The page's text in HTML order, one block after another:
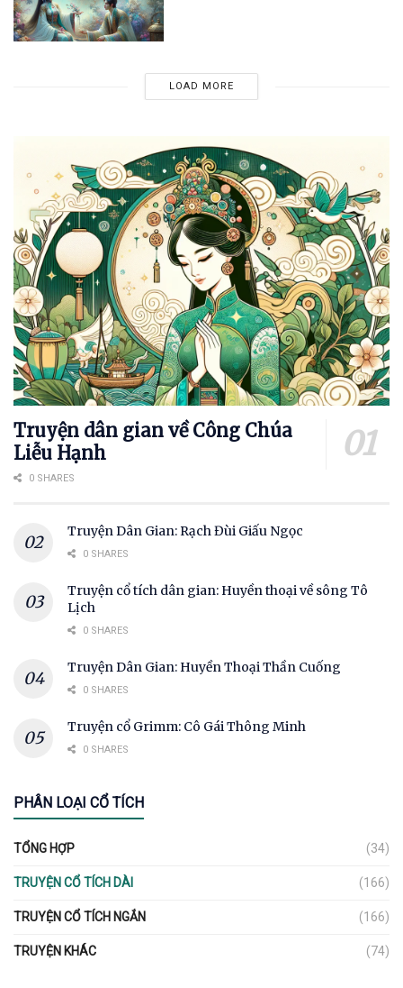
LOAD MORE
Truyện dân gian về Công Chúa
Liễu Hạnh
0 SHARES
Truyện Dân Gian: Rạch Đùi Giấu Ngọc
0 SHARES
Truyện cổ tích dân gian: Huyền thoại về sông Tô
Lịch
0 SHARES
Truyện Dân Gian: Huyền Thoại Thần Cuống
0 SHARES
Truyện cổ Grimm: Cô Gái Thông Minh
0 SHARES
PHÂN LOẠI CỔ TÍCH
TỔNG HỢP (34)
TRUYỆN CỔ TÍCH DÀI (166)
TRUYỆN CỔ TÍCH NGẮN (166)
TRUYỆN KHÁC (74)